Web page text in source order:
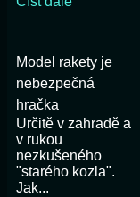
Model rakety je
nebezpečná
hračka
Určitě v zahradě a
v rukou
nezkušeného
"starého kozla".
Jak...